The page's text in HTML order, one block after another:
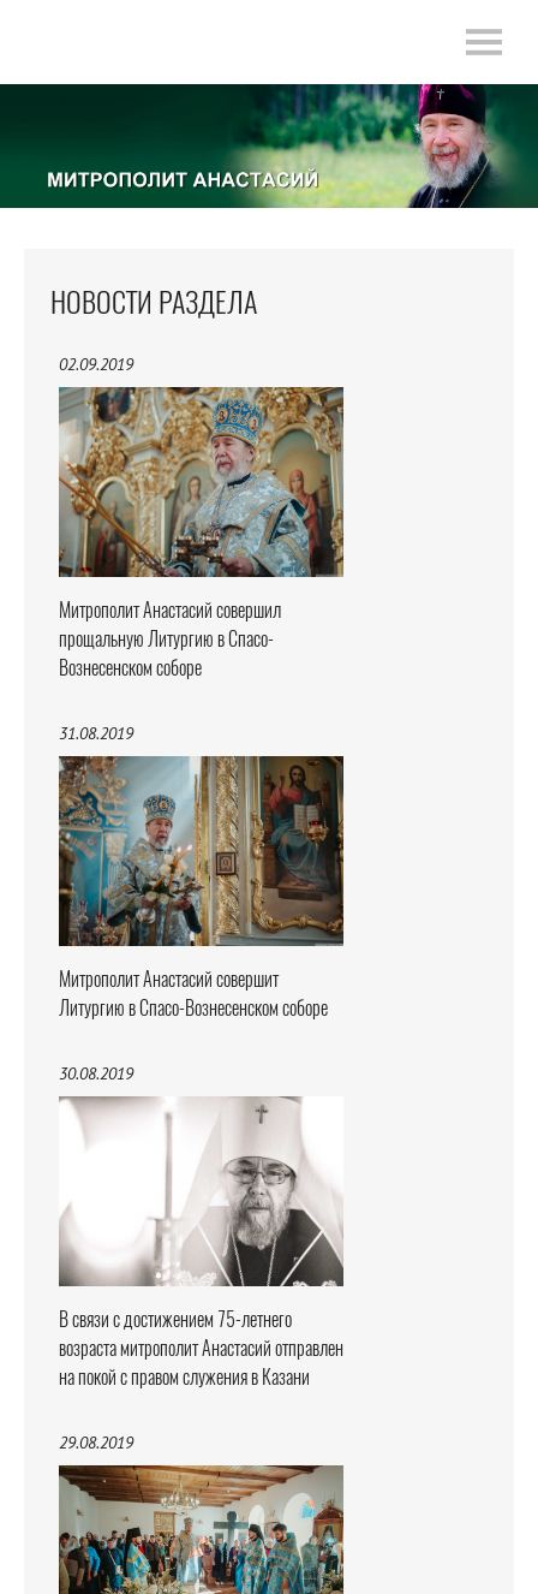
НОВОСТИ РАЗДЕЛА
02.09.2019
Митрополит Анастасий совершил
прощальную Литургию в Спасо-
Вознесенском соборе
31.08.2019
Митрополит Анастасий совершит
Литургию в Спасо-Вознесенском соборе
30.08.2019
В связи с достижением 75-летнего
возраста митрополит Анастасий отправлен
на покой с правом служения в Казани
29.08.2019